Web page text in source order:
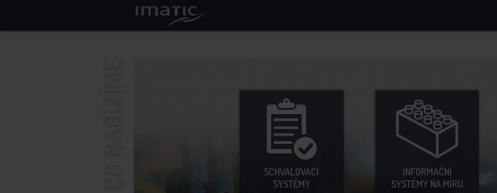
SCHVALOVACÍ
SYSTÉMY
INFORMAČNÍ
SYSTÉMY NA MÍRU